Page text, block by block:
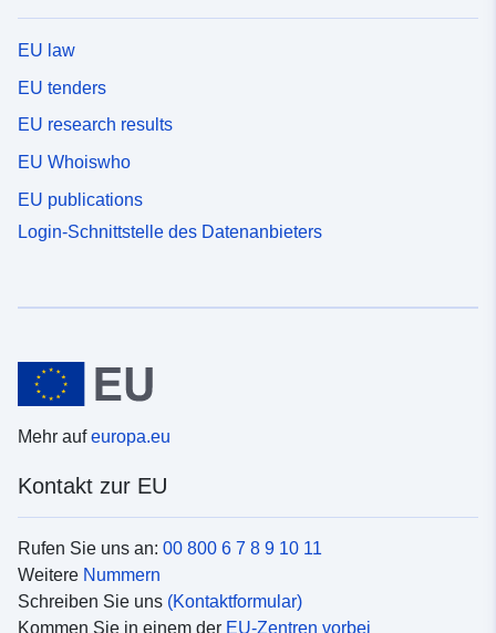
EU law
EU tenders
EU research results
EU Whoiswho
EU publications
Login-Schnittstelle des Datenanbieters
Mehr aufeuropa.eu
Kontakt zur EU
Rufen Sie uns an: 00 800 6 7 8 9 10 11
Weitere Nummern
Schreiben Sie uns (Kontaktformular)
Kommen Sie in einem der EU-Zentren vorbei